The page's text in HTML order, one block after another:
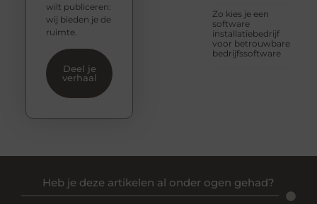
Zo kies je een
software
installatiebedrijf
voor betrouwbare
bedrijfssoftware
wilt publiceren:
wij bieden je de
ruimte.
Deel je
verhaal
Heb je deze artikelen al onder ogen gehad?